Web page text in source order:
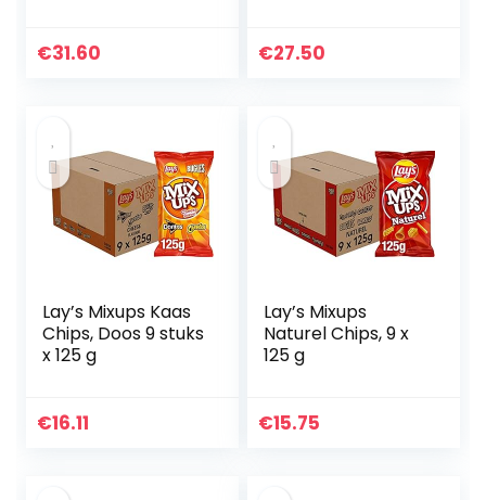
€31.60 €27.50
Lay’s Mixups Kaas
Chips, Doos 9 stuks
x 125 g
€16.11
Lay’s Mixups
Naturel Chips, 9 x
125 g
€15.75